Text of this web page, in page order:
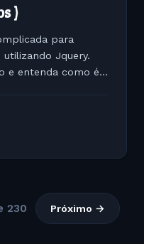
)
para
Jquery.
e entenda como é
230 Próximo →